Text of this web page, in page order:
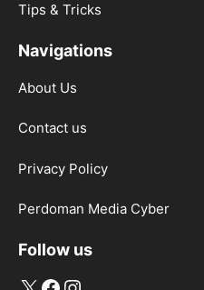
Tips & Tricks
Navigations
About Us
Contact us
Privacy Policy
Perdoman Media Cyber
Follow us